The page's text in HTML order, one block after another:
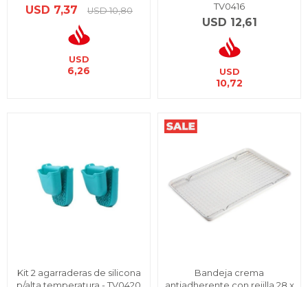
USD 7,37 USD 10,80
USD
6,26
TV0416
USD 12,61
USD
10,72
Kit 2 agarraderas de silicona
Bandeja crema